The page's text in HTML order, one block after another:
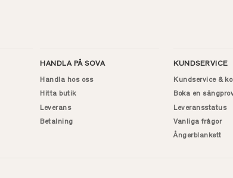
HANDLA PÅ SOVA
Handla hos oss
Hitta butik
Leverans
Betalning
KUNDSERVICE
Kundservice &
Boka en
Leveransstatus
Vanliga frågor
Ångerblankett